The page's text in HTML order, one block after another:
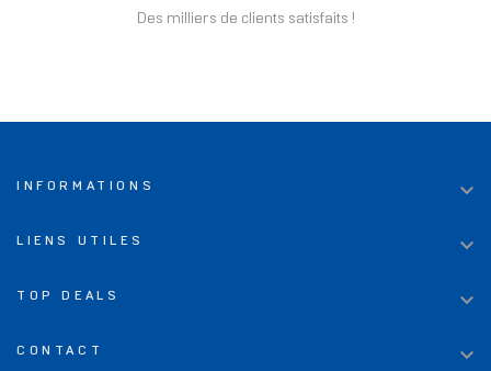
Des milliers de clients satisfaits !
INFORMATIONS 
LIENS UTILES 
TOP DEALS 
CONTACT 